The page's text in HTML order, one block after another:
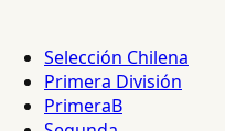
Selección Chilena
Primera División
PrimeraB